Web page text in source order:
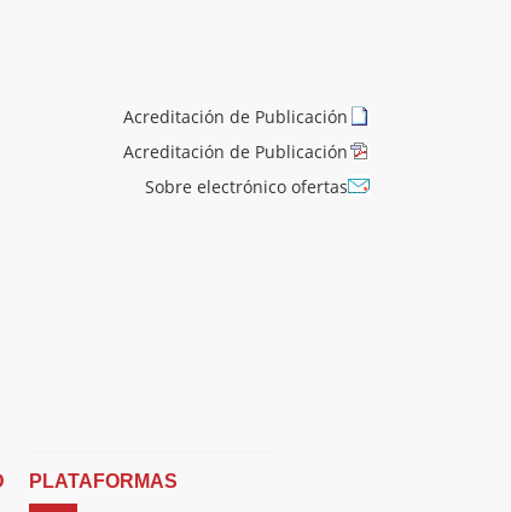
Acreditación de Publicación
Acreditación de Publicación
Sobre electrónico ofertas
PLATAFORMAS